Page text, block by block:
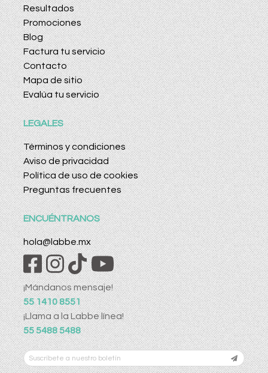
Resultados
Promociones
Blog
Factura tu servicio
Contacto
Mapa de sitio
Evalúa tu servicio
LEGALES
Términos y condiciones
Aviso de privacidad
Política de uso de cookies
Preguntas frecuentes
ENCUÉNTRANOS
hola@labbe.mx
¡Mándanos mensaje!
55 1410 8551
¡Llama a la Labbe línea!
55 5488 5488